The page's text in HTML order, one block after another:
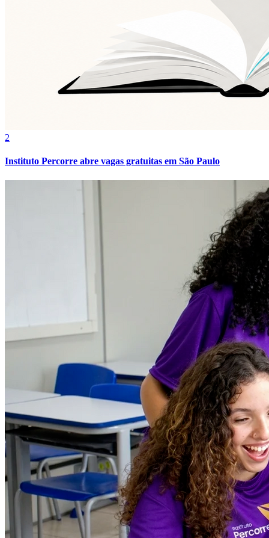
Internacional
2
Instituto Percorre abre vagas gratuitas em São Paulo